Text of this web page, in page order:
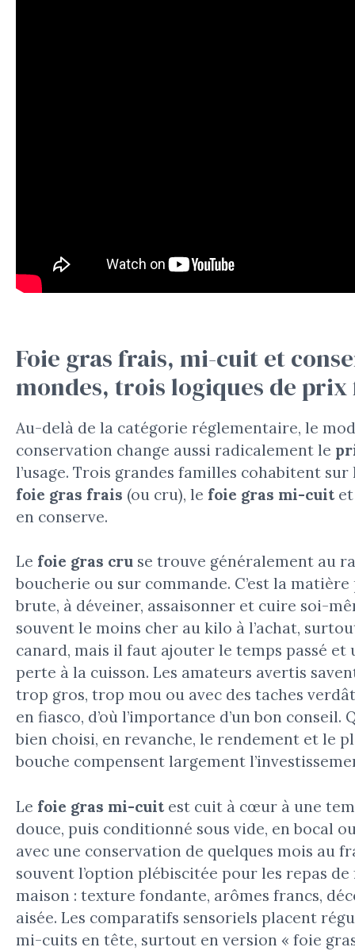
Foie gras frais, mi-cuit et
mondes, trois logiques de prix
Au-delà de la catégorie réglementaire, le
conservation change aussi radicalement le
l’usage. Trois grandes familles cohabitent sur
foie gras frais (ou cru), le foie gras mi-cuit
en conserve.
Le foie gras cru se trouve généralement au
boucherie ou sur commande. C’est la
brute, à déveiner, assaisonner et cuire soi-
souvent le moins cher au kilo à l’achat,
canard, mais il faut ajouter le temps passé et
perte à la cuisson. Les amateurs avertis
trop gros, trop mou ou avec des taches
en fiasco, d’où l’importance d’un bon conseil.
bien choisi, en revanche, le rendement et le
bouche compensent largement
Le foie gras mi-cuit est cuit à cœur à une
douce, puis conditionné sous vide, en bocal
avec une conservation de quelques mois au
souvent l’option plébiscitée pour les repas de
maison : texture fondante, arômes francs,
aisée. Les comparatifs sensoriels placent
mi-cuits en tête, surtout en version « foie